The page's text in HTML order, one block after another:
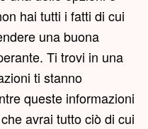
hai tutti i fatti di cui
una buona
Ti trovi in una
ti stanno
queste informazioni
avrai tutto ciò di cui